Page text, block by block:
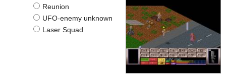
Reunion
UFO-enemy unknown
Laser Squad